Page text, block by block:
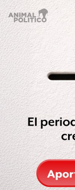
Todos los días, un
en el centro para
de dinero: ropa
pasteles caseros,
Algunos también
grandes patos
cazar, pero se
lucro.
Poder aéreo de
En la actualidad,
aviones
embargo, eso